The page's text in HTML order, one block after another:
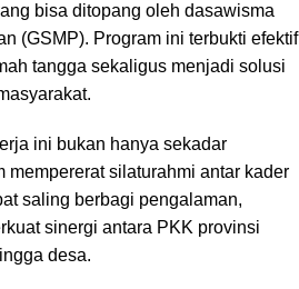
bisa ditopang oleh dasawisma
(GSMP). Program ini terbukti efektif
tangga sekaligus menjadi solusi
ini bukan hanya sekadar
silaturahmi antar kader
saling berbagi pengalaman,
sinergi antara PKK provinsi
desa.